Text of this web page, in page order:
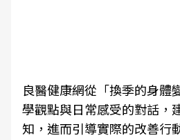
良醫健康網從「換季的身體
學觀點與日常感受的對話，
知，進而引導實際的改善行